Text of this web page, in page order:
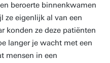
beroerte binnenkwamen
ze eigenlijk al van een
konden ze deze patiënten
langer je wacht met een
mensen in een